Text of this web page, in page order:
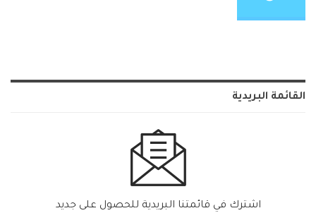
القائمة البريدية
اشترك في قائمتنا البريدية للحصول على جديد